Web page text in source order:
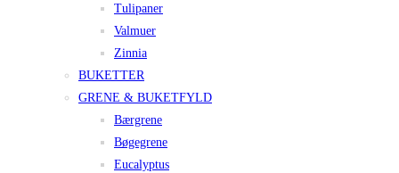
Tulipaner
Valmuer
Zinnia
BUKETTER
GRENE & BUKETFYLD
Bærgrene
Bøgegrene
Eucalyptus